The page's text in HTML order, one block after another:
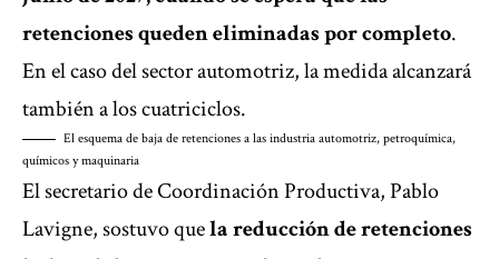
retenciones queden eliminadas por completo.
En el caso del sector automotriz, la medida alcanzará
también a los cuatriciclos.
El esquema de baja de retenciones a las industria automotriz, petroquímica,
químicos y maquinaria
El secretario de Coordinación Productiva, Pablo
Lavigne, sostuvo quela reducción de retenciones